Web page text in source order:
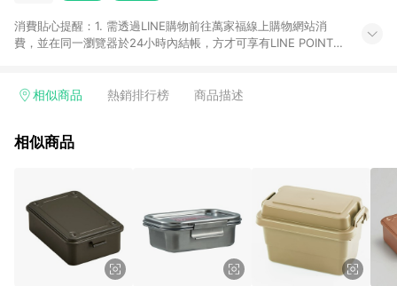
消費貼心提醒：1. 需透過LINE購物前往萬家福線上購物網站消
費，並在同一瀏覽器於24小時內結帳，方才可享有LINE POINTS
4. 不具回饋資格種類商品：電子禮券。 5. 回饋點數計算將排除訂
錄，相關問題請於保留時間內聯絡客服中心，並由康達盛通生活
話題性或期間限定商品來滿足您的喜好。
相似商品 熱銷排行榜 商品描述
相似商品